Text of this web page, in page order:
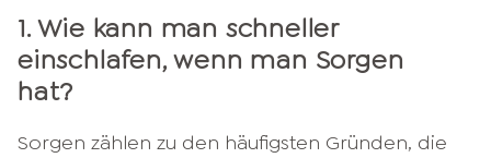
1. Wie kann man schneller
einschlafen, wenn man Sorgen
hat?
Sorgen zählen zu den häufigsten Gründen, die